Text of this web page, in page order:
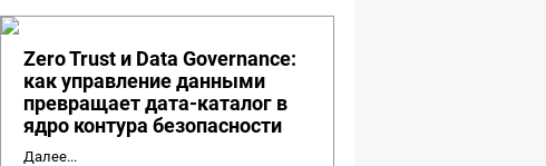
Zero Trust и Data Governance:
как управление данными
превращает дата-каталог в
ядро контура безопасности
Далее...